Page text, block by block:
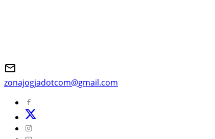
zonajogjadotcom@gmail.com